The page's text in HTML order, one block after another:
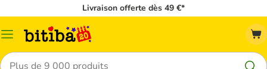
Livraison offerte dès 49 €*
Menu
Rechercher